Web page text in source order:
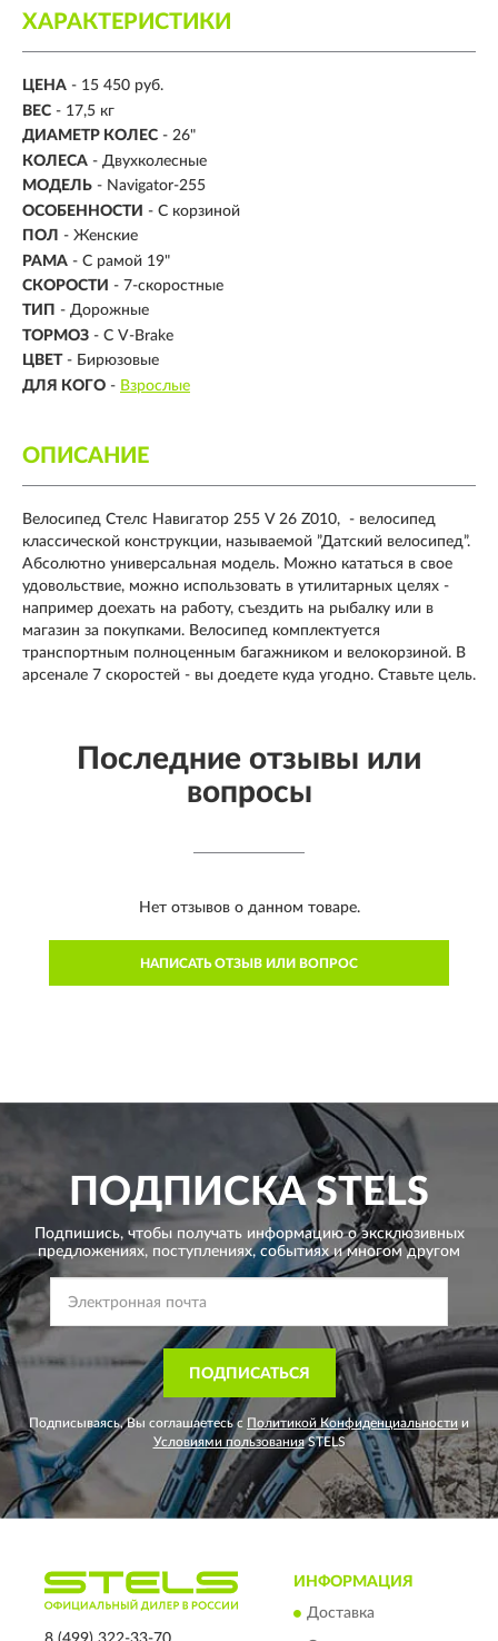
ХАРАКТЕРИСТИКИ
ЦЕНА - 15 450 руб.
ВЕС - 17,5 кг
ДИАМЕТР КОЛЕС - 26"
КОЛЕСА - Двухколесные
МОДЕЛЬ - Navigator-255
ОСОБЕННОСТИ - С корзиной
ПОЛ - Женские
РАМА - С рамой 19"
СКОРОСТИ - 7-скоростные
ТИП - Дорожные
ТОРМОЗ - С V-Brake
ЦВЕТ - Бирюзовые
ДЛЯ КОГО - Взрослые
ОПИСАНИЕ
Велосипед Стелс Навигатор 255 V 26 Z010, - велосипед
классической конструкции, называемой ”Датский велосипед”.
Абсолютно универсальная модель. Можно кататься в свое
удовольствие, можно использовать в утилитарных целях -
например доехать на работу, съездить на рыбалку или в
магазин за покупками. Велосипед комплектуется
транспортным полноценным багажником и велокорзиной. В
арсенале 7 скоростей - вы доедете куда угодно. Ставьте цель.
Последние отзывы или
вопросы
Нет отзывов о данном товаре.
НАПИСАТЬ ОТЗЫВ ИЛИ ВОПРОС
ПОДПИСКАSTELS
Подпишись, чтобы получать информацию о эксклюзивных
предложениях, поступлениях, событиях и многом другом
ПОДПИСАТЬСЯ
Подписываясь, Вы соглашаетесь с Политикой Конфиденциальности и
Условиями пользованияSTELS
ИНФОРМАЦИЯ
Доставка